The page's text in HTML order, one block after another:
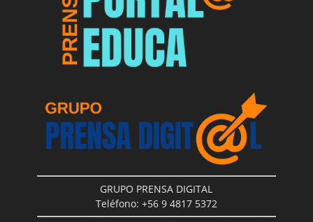
GRUPO PRENSA DIGITAL
Teléfono: +56 9 4817 5372